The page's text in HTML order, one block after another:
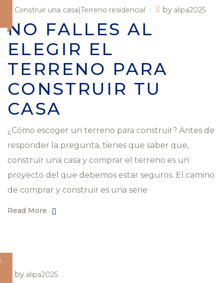
Construir una casa|Terreno residencial by alipa2025
NO FALLES AL
ELEGIR EL
TERRENO PARA
CONSTRUIR TU
CASA
¿Cómo escoger un terreno para construir? Antes de
responder la pregunta, tienes que saber que,
construir una casa y comprar el terreno es un
proyecto del que debemos estar seguros. El camino
de comprar y construir es una serie
Read More
by alipa2025